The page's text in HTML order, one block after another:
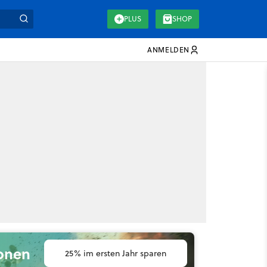
PLUS SHOP
ANMELDEN
25% im ersten Jahr sparen